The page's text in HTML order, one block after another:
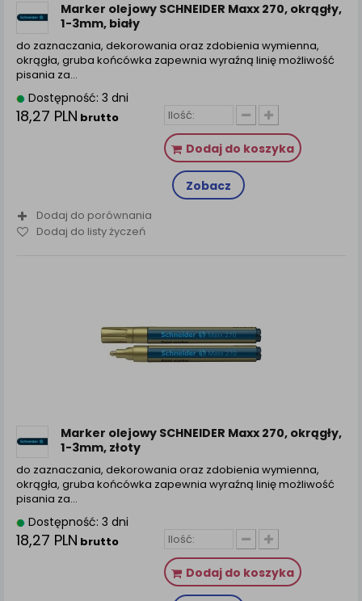
Marker olejowy SCHNEIDER Maxx 270, okrągły,
1-3mm, biały
do zaznaczania, dekorowania oraz zdobienia wymienna,
okrągła, gruba końcówka zapewnia wyraźną linię możliwość
pisania za...
Dostępność: 3 dni
18,27 PLN brutto
Dodaj do koszyka
Zobacz
Dodaj do porównania
Dodaj do listy życzeń
Marker olejowy SCHNEIDER Maxx 270, okrągły,
1-3mm, złoty
do zaznaczania, dekorowania oraz zdobienia wymienna,
okrągła, gruba końcówka zapewnia wyraźną linię możliwość
pisania za...
Dostępność: 3 dni
18,27 PLN brutto
Dodaj do koszyka